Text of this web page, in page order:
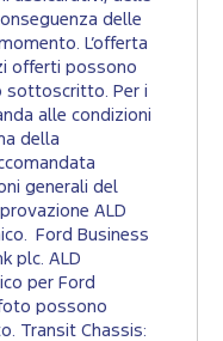
delle
L’offerta
offerti possono
sottoscritto. Per i
alle condizioni
della
generali del
ALD
Ford Business
plc. ALD
per Ford
possono
Transit Chassis: